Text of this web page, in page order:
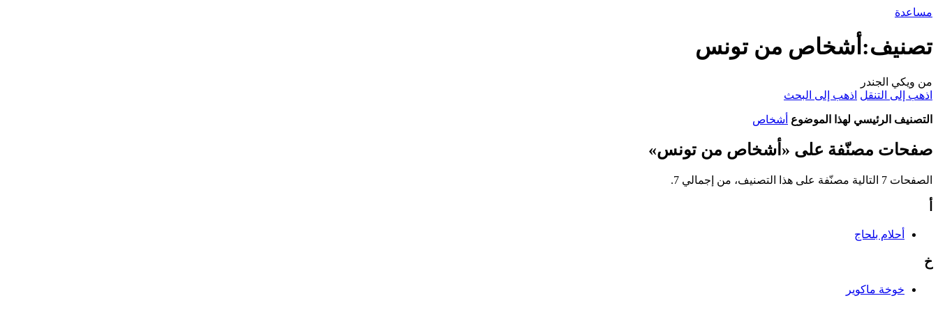
مساعدة
تصنيف:أشخاص من تونس
من ويكي الجندر
اذهب إلى التنقل اذهب إلى البحث
التصنيف الرئيسي لهذا الموضوع أشخاص
صفحات مصنّفة على «أشخاص من تونس»
الصفحات 7 التالية مصنّفة على هذا التصنيف، من إجمالي 7.
أحلام بلحاج
خ
خوخة ماكوير